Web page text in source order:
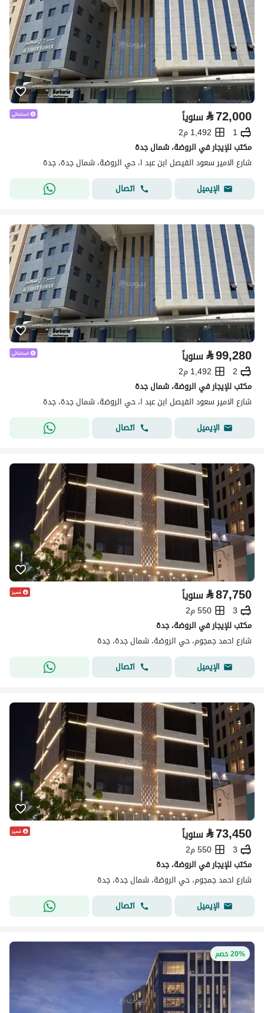
⃁72,000 سنوياً
1
1,492 م2
مكتب للإيجار في الروضة، شمال جدة
شارع الامير سعود الفيصل ابن عبد ا، حي الروضة، شمال جدة، جدة
الإيميل
اتصال
⃁99,280 سنوياً
2
1,492 م2
مكتب للإيجار في الروضة، شمال جدة
شارع الامير سعود الفيصل ابن عبد ا، حي الروضة، شمال جدة، جدة
الإيميل
اتصال
⃁87,750 سنوياً
3
550 م2
مكتب للإيجار في الروضة، جدة
شارع احمد جمجوم، حي الروضة، شمال جدة، جدة
الإيميل
اتصال
⃁73,450 سنوياً
3
550 م2
مكتب للإيجار في الروضة، جدة
شارع احمد جمجوم، حي الروضة، شمال جدة، جدة
الإيميل
اتصال
20% خصم